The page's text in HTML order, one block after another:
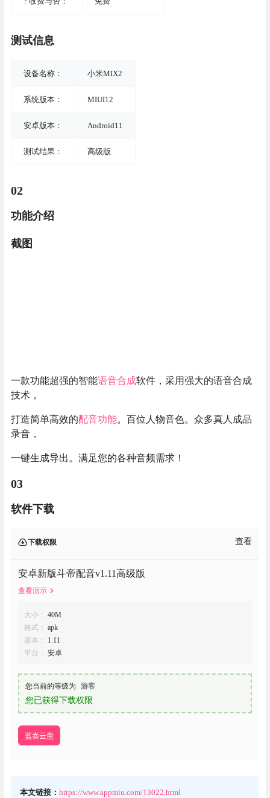
测试信息
设备名称： 小米MIX2
系统版本： MIUI12
安卓版本： Android11
测试结果： 高级版
02
功能介绍
截图
一款功能超强的智能语音合成软件，采用强大的语音合成
技术，
打造简单高效的配音功能。百位人物音色。众多真人成品
录音，
一键生成导出。满足您的各种音频需求！
03
软件下载
下载权限 查看
安卓新版斗帝配音v1.11高级版
查看演示
大小： 40M
格式： apk
版本：
1.11
平台： 安卓
您当前的等级为 游客
您已获得下载权限
蓝奏云盘
本文链接： https://www.appmiu.com/13022.html